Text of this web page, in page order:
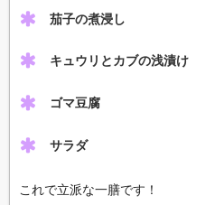
茄子の煮浸し
キュウリとカブの浅漬け
ゴマ豆腐
サラダ
これで立派な一膳です！